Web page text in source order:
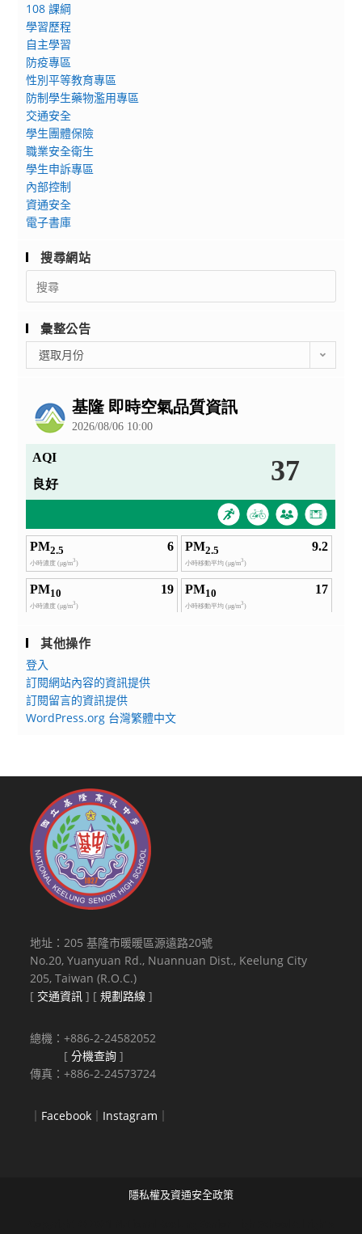
108 課綱
學習歷程
自主學習
防疫專區
性別平等教育專區
防制學生藥物濫用專區
交通安全
學生團體保險
職業安全衛生
學生申訴專區
內部控制
資通安全
電子書庫
搜尋網站
Search
for:
彙整公告
整
選取月份
其他操作
登入
訂閱網站內容的資訊提供
訂閱留言的資訊提供
WordPress.org 台灣繁體中文
地址：205 基隆市暖暖區源遠路20號
No.20, Yuanyuan Rd., Nuannuan Dist., Keelung City
205, Taiwan (R.O.C.)
[ 交通資訊 ] [規劃路線 ]
總機：+886-2-24582052
[分機查詢 ]
傳真：+886-2-24573724
｜ Facebook ｜ Instagram ｜
隱私權及資通安全政策